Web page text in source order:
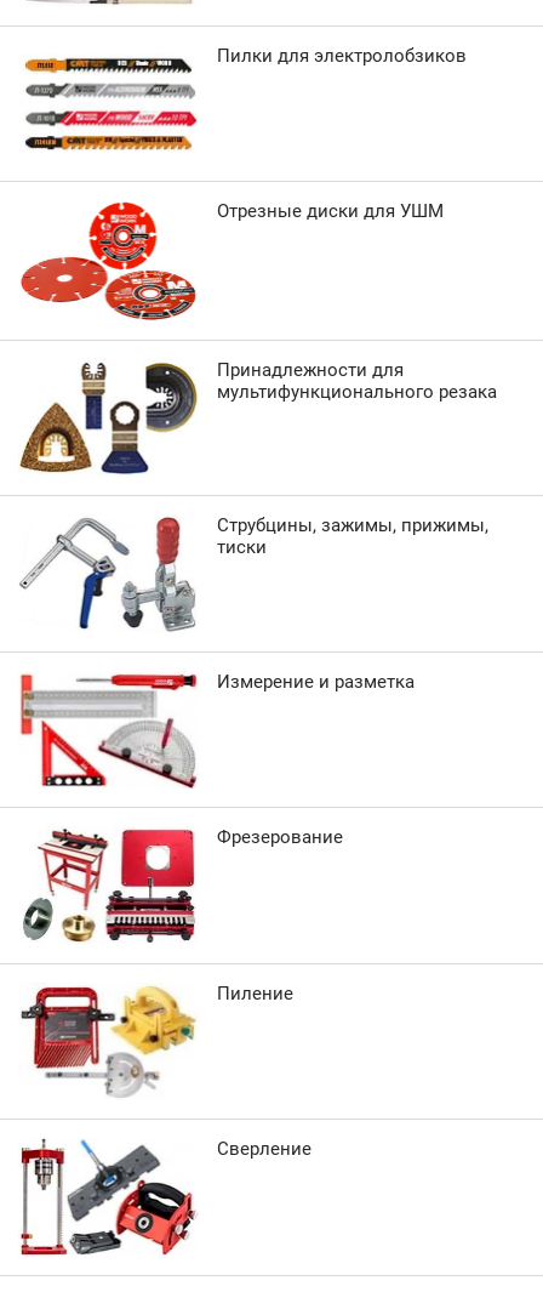
Пилки для электролобзиков
Отрезные диски для УШМ
Принадлежности для
мультифункционального резака
Струбцины, зажимы, прижимы,
тиски
Измерение и разметка
Фрезерование
Пиление
Сверление